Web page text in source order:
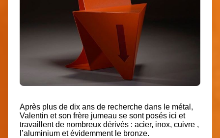
Après plus de dix ans de recherche dans le métal,
Valentin et son frère jumeau se sont posés ici et
travaillent de nombreux dérivés : acier, inox, cuivre ,
l’aluminium et évidemment le bronze.